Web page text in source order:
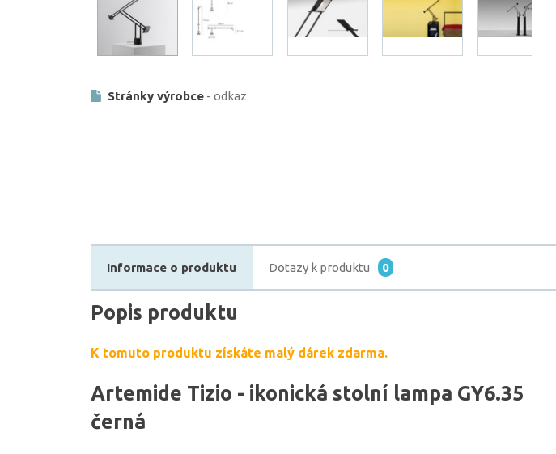
Stránky výrobce - odkaz
Informace o produktu Dotazy k produktu 0
Popis produktu
K tomuto produktu získáte malý dárek zdarma.
Artemide Tizio - ikonická stolní lampa GY6.35
černá